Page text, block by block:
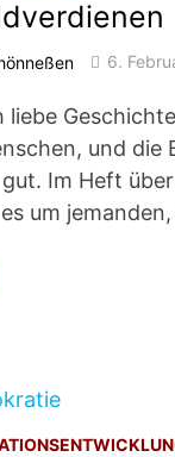
6.
liebe
und die
Im Heft
um